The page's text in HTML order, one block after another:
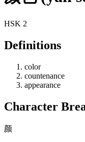
HSK 2
Definitions
color
countenance
appearance
Character
颜